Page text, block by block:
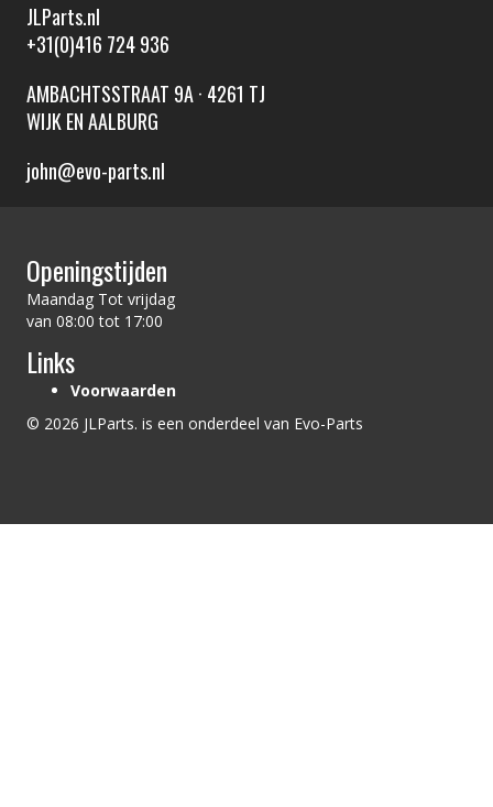
JLParts.nl
+31(0)416 724 936
AMBACHTSSTRAAT 9A · 4261 TJ
WIJK EN AALBURG
john@evo-parts.nl
Openingstijden
Maandag Tot vrijdag
van 08:00 tot 17:00
Links
Voorwaarden
© 2026 JLParts. is een onderdeel van Evo-Parts